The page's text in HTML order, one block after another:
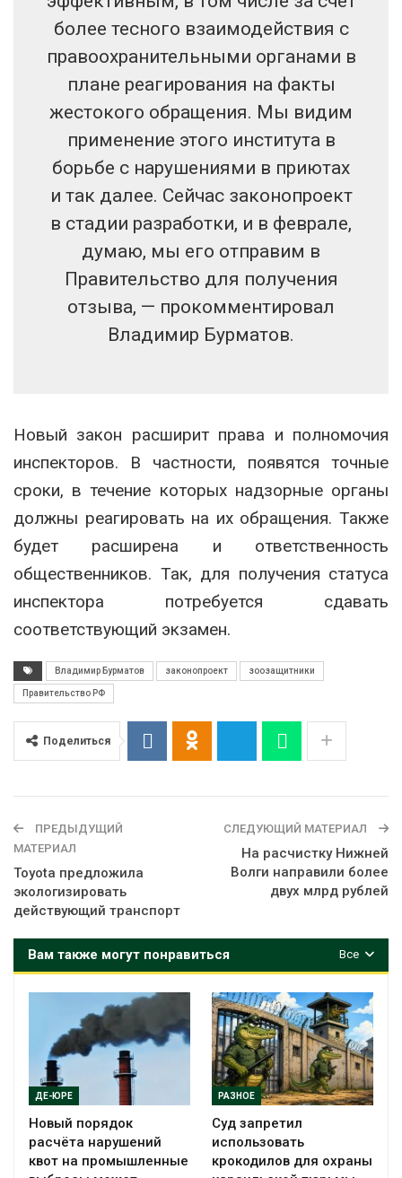
более тесного взаимодействия с
правоохранительными органами в
плане реагирования на факты
жестокого обращения. Мы видим
применение этого института в
борьбе с нарушениями в приютах
и так далее. Сейчас законопроект
в стадии разработки, и в феврале,
думаю, мы его отправим в
Правительство для получения
отзыва, — прокомментировал
Владимир Бурматов.
Новый закон расширит права и полномочия
инспекторов. В частности, появятся точные
сроки, в течение которых надзорные органы
должны реагировать на их обращения. Также
будет расширена и ответственность
общественников. Так, для получения статуса
инспектора потребуется сдавать
соответствующий экзамен.
Владимир Бурматов законопроект зоозащитники
Правительство РФ
Поделиться
ПРЕДЫДУЩИЙ
МАТЕРИАЛ
Toyota предложила
экологизировать
действующий транспорт
СЛЕДУЮЩИЙ МАТЕРИАЛ
На расчистку Нижней
Волги направили более
двух млрд рублей
Все
Вам также могут понравиться
ДЕ-ЮРЕ
Новый порядок
расчёта нарушений
квот на промышленные
РАЗНОЕ
Суд запретил
использовать
крокодилов для охраны